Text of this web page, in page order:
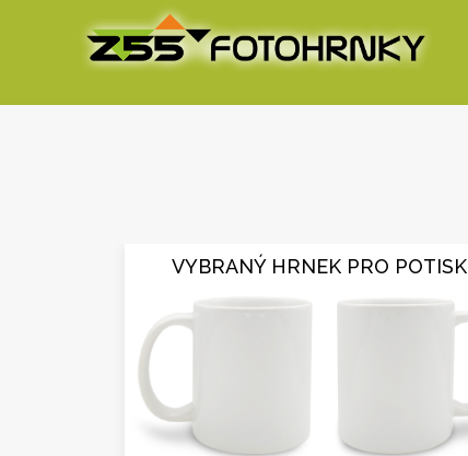
VYBRANÝ HRNEK PRO POTISK